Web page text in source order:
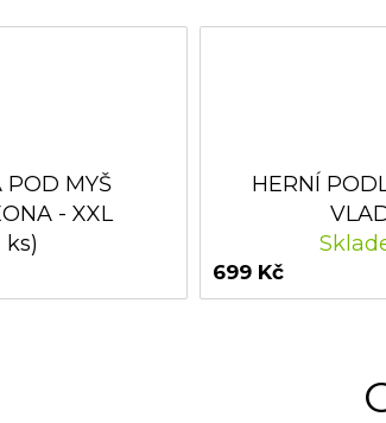
POD MYŠ
- XXL
ks)
HERNÍ
699 Kč